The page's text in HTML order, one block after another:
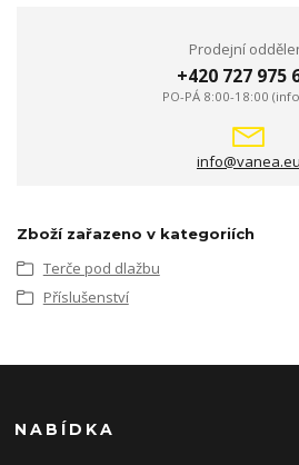
Prodejní
+420 727 975
PO-PÁ 8:00-18:00
info@vanea.eu
Zboží zařazeno v kategoriích
Terče pod dlažbu
Příslušenství
NABÍDKA